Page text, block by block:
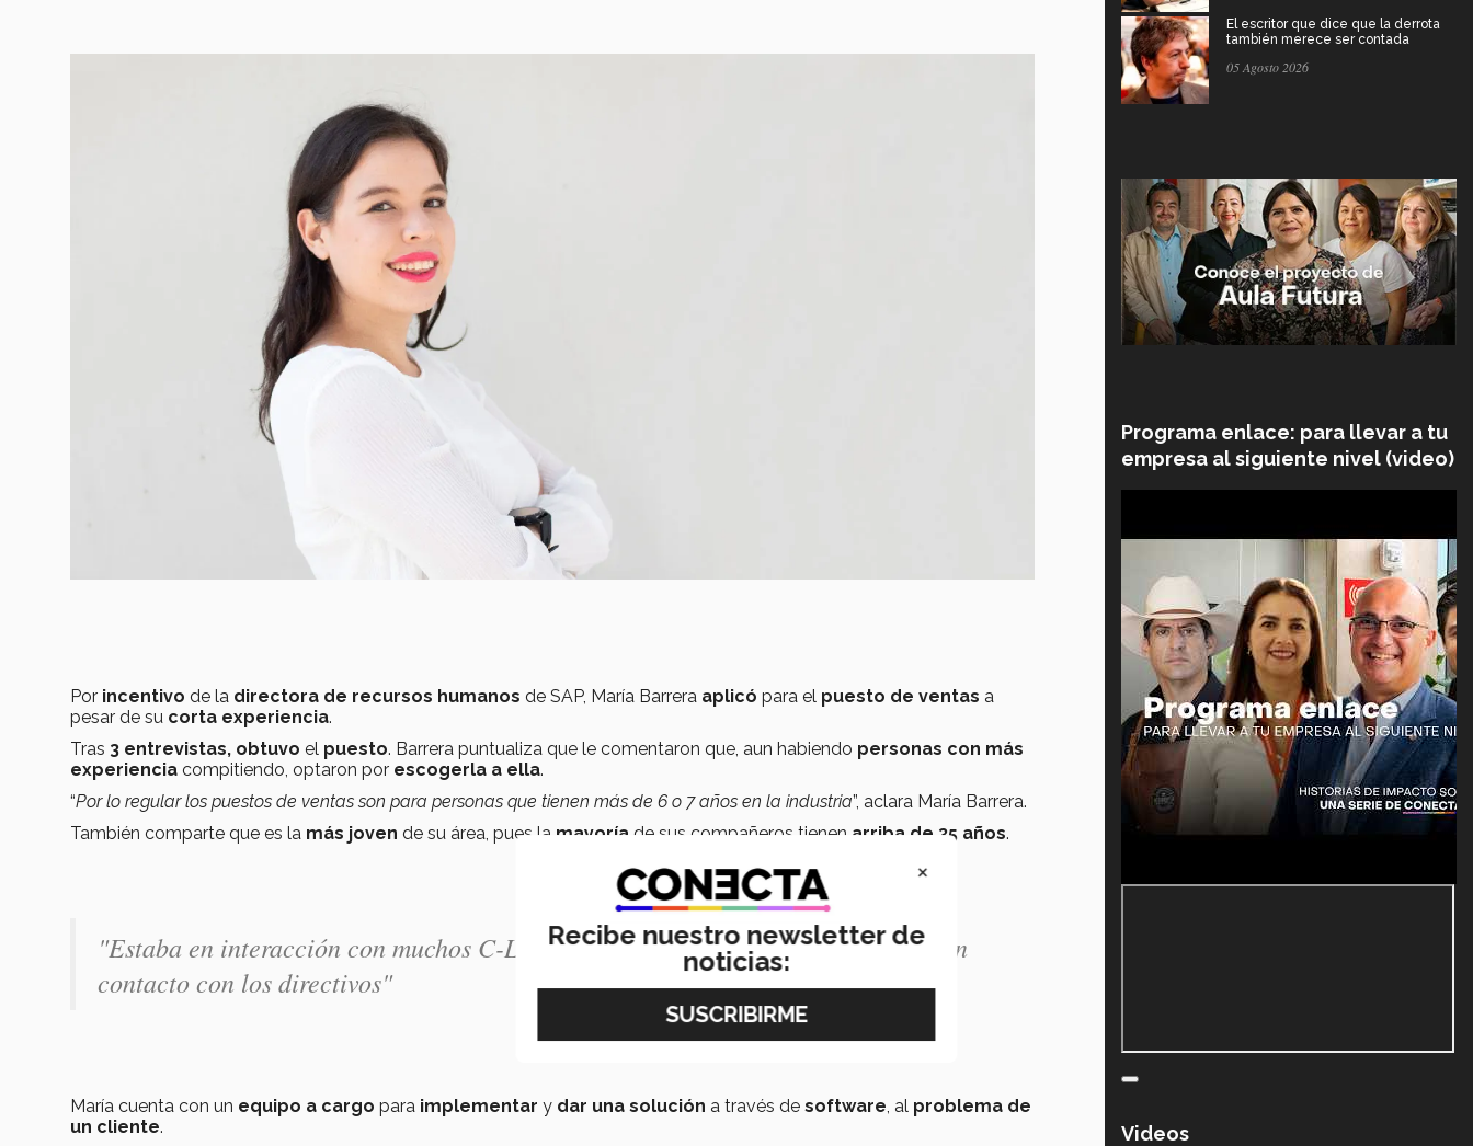
Por incentivo de la directora de recursos humanos de SAP, María Barrera aplicó para el puesto de ventas a
pesar de su corta experiencia.
Tras 3 entrevistas, obtuvo el puesto. Barrera puntualiza que le comentaron que, aun habiendo personas con más
experiencia compitiendo, optaron por escogerla a ella.
“Por lo regular los puestos de ventas son para personas que tienen más de 6 o 7 años en la industria”, aclara María Barrera.
También comparte que es la más joven de su área, pues la mayoría de sus compañeros tienen arriba de 35 años.
"Estaba en interacción con muchos C-Levels, ya que en esa área, siempre estás en
contacto con los directivos"
María cuenta con un equipo a cargo para implementar y dar una solución a través de software , al problema de
un cliente.
El escritor que dice que la derrota
también merece ser contada
05 Agosto 2026
Programa enlace: para llevar a tu
empresa al siguiente nivel (video)
Videos
×
Recibe nuestro newsletter de
noticias: